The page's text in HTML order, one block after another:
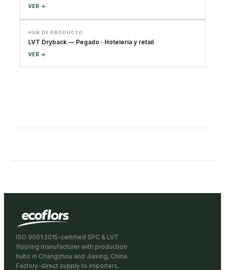
VER →
HUB DE PRODUCTO
LVT Dryback — Pegado · Hotelería y retail
VER →
ISO 9001:2015-certified SPC & LVT
flooring manufacturer with production
hubs in Changzhou and Jiaxing, China.
Factory-direct supply to importers,